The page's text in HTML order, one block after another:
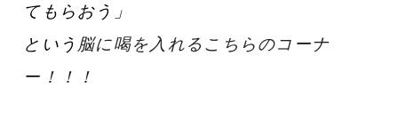
てもらおう」
という 脳に喝を入れるこちらのコーナ
ー！！！